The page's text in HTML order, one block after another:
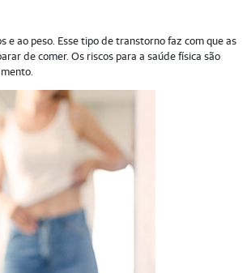
e ao peso. Esse tipo de transtorno faz com que as
de comer. Os riscos para a saúde física são